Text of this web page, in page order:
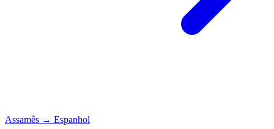
Assamês → Espanhol